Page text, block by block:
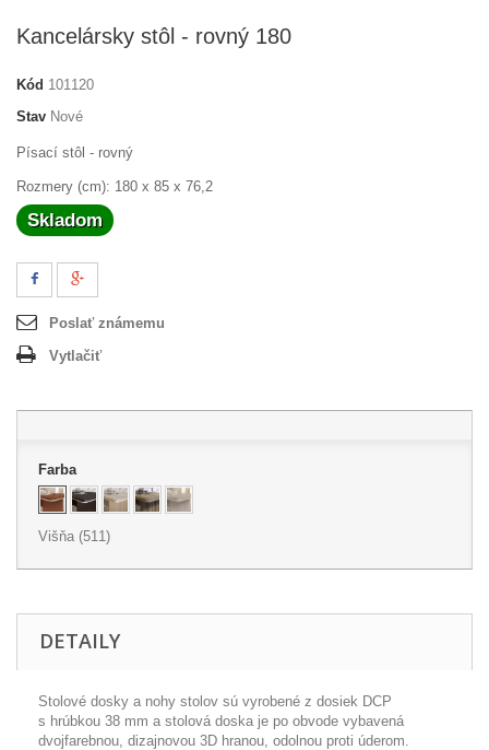
Kancelársky stôl - rovný 180
Kód 101120
Stav Nové
Písací stôl - rovný
Rozmery (cm): 180 x 85 x 76,2
Skladom
Poslať známemu
Vytlačiť
Farba
Višňa (511)
DETAILY
Stolové dosky a nohy stolov sú vyrobené z dosiek DCP
s hrúbkou 38 mm a stolová doska je po obvode vybavená
dvojfarebnou, dizajnovou 3D hranou, odolnou proti úderom.